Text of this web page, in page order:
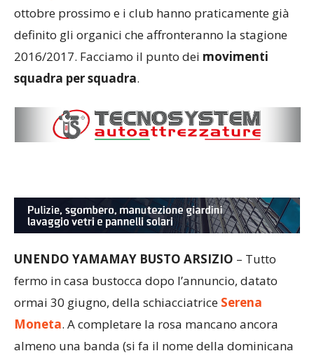
ottobre prossimo e i club hanno praticamente già
definito gli organici che affronteranno la stagione
2016/2017. Facciamo il punto dei movimenti
squadra per squadra.
UNENDO YAMAMAY BUSTO ARSIZIO – Tutto
fermo in casa bustocca dopo l’annuncio, datato
ormai 30 giugno, della schiacciatrice Serena
Moneta. A completare la rosa mancano ancora
almeno una banda (si fa il nome della dominicana